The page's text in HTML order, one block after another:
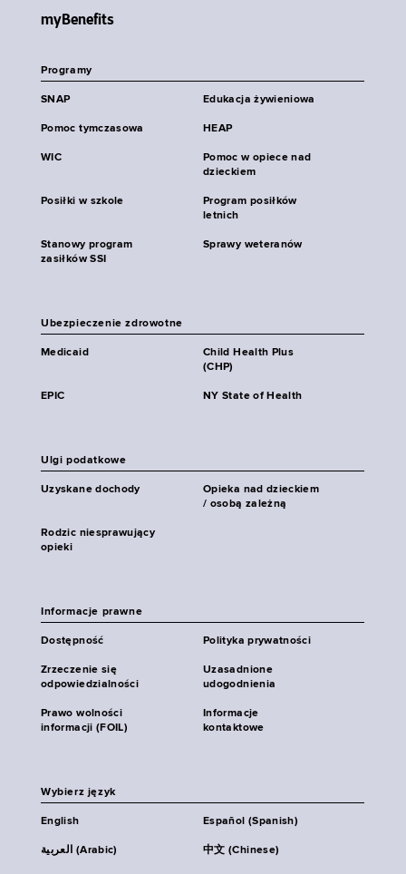
myBenefits
Programy
SNAP Edukacja żywieniowa
Pomoc tymczasowa HEAP
WIC
Pomoc w opiece nad
dzieckiem
Posiłki w szkole
Program posiłków
letnich
Stanowy program
zasiłków SSI
Sprawy weteranów
Ubezpieczenie zdrowotne
Medicaid
Child Health Plus
(CHP)
EPIC NY State of Health
Ulgi podatkowe
Uzyskane dochody
Opieka nad dzieckiem
/ osobą zależną
Rodzic niesprawujący
opieki
Informacje prawne
Dostępność Polityka prywatności
Zrzeczenie się
odpowiedzialności
Uzasadnione
udogodnienia
Prawo wolności
informacji (FOIL)
Informacje
kontaktowe
Wybierz język
English Español (Spanish)
العربية (Arabic) 中文 (Chinese)